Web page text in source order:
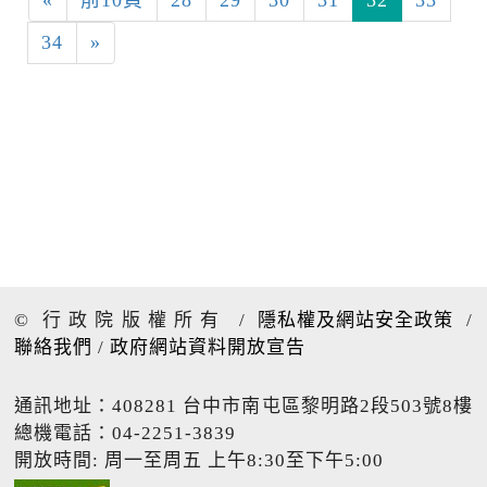
34
»
© 行政院版權所有 / 隱私權及網站安全政策
/
聯絡我們 /政府網站資料開放宣告
通訊地址：408281 台中市南屯區黎明路2段503號8樓
總機電話：04-2251-3839
開放時間: 周一至周五 上午8:30至下午5:00